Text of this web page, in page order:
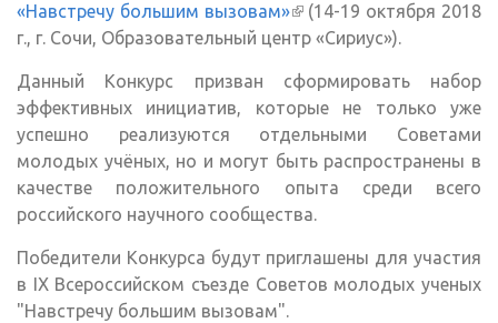
«Навстречу большим вызовам»(внешняя ссылка)
(14-19 октября 2018
г., г. Сочи, Образовательный центр «Сириус»).
Данный Конкурс призван сформировать набор
эффективных инициатив, которые не только уже
успешно реализуются отдельными Cоветами
молодых учёных, но и могут быть распространены в
качестве положительного опыта среди всего
российского научного сообщества.
Победители Конкурса будут приглашены для участия
в IX Всероссийском съезде Советов молодых ученых
"Навстречу большим вызовам".